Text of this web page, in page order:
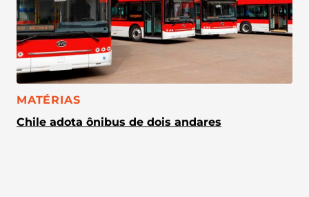
CATEGORIA:
MATÉRIAS
Chile adota ônibus de dois andares